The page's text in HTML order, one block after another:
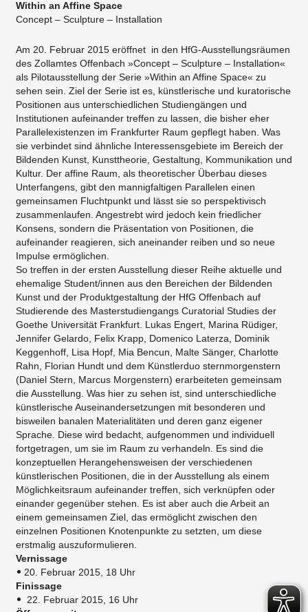
Within an Affine Space
Concept – Sculpture – Installation
Am 20. Februar 2015 eröffnet in den HfG-Ausstellungsräumen
des Zollamtes Offenbach »Concept – Sculpture – Installation«
als Pilotausstellung der Serie »Within an Affine Space« zu
sehen sein. Ziel der Serie ist es, künstlerische und kuratorische
Positionen aus unterschiedlichen Studiengängen und
Institutionen aufeinander treffen zu lassen, die bisher eher
Parallelexistenzen im Frankfurter Raum gepflegt haben. Was
sie verbindet sind ähnliche Interessensgebiete im Bereich der
Bildenden Kunst, Kunsttheorie, Gestaltung, Kommunikation und
Kultur. Der affine Raum, als theoretischer Überbau dieses
Unterfangens, gibt den mannigfaltigen Parallelen einen
gemeinsamen Fluchtpunkt und lässt sie so perspektivisch
zusammenlaufen. Angestrebt wird jedoch kein friedlicher
Konsens, sondern die Präsentation von Positionen, die
aufeinander reagieren, sich aneinander reiben und so neue
Impulse ermöglichen.
So treffen in der ersten Ausstellung dieser Reihe aktuelle und
ehemalige Student/innen aus den Bereichen der Bildenden
Kunst und der Produktgestaltung der HfG Offenbach auf
Studierende des Masterstudiengangs Curatorial Studies der
Goethe Universität Frankfurt. Lukas Engert, Marina Rüdiger,
Jennifer Gelardo, Felix Krapp, Domenico Laterza, Dominik
Keggenhoff, Lisa Hopf, Mia Bencun, Malte Sänger, Charlotte
Rahn, Florian Hundt und dem Künstlerduo sternmorgenstern
(Daniel Stern, Marcus Morgenstern) erarbeiteten gemeinsam
die Ausstellung. Was hier zu sehen ist, sind unterschiedliche
künstlerische Auseinandersetzungen mit besonderen und
bisweilen banalen Materialitäten und deren ganz eigener
Sprache. Diese wird bedacht, aufgenommen und individuell
fortgetragen, um sie im Raum zu verhandeln. Es sind die
konzeptuellen Herangehensweisen der verschiedenen
künstlerischen Positionen, die in der Ausstellung als einem
Möglichkeitsraum aufeinander treffen, sich verknüpfen oder
einander gegenüber stehen. Es ist aber auch die Arbeit an
einem gemeinsamen Ziel, das ermöglicht zwischen den
einzelnen Positionen Knotenpunkte zu setzten, um diese
erstmalig auszuformulieren.
Vernissage
20. Februar 2015, 18 Uhr
Finissage
22. Februar 2015, 16 Uhr